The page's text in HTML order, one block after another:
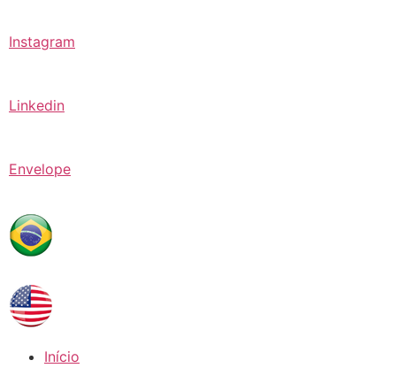
Instagram
Linkedin
Envelope
Início